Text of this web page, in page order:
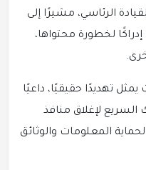
الرئاسي، مشيرًا إلى
لخطورة محتواها،
تهديدًا حقيقيًا، داعيًا
السريع لإغلاق منافذ
المعلومات والوثائق